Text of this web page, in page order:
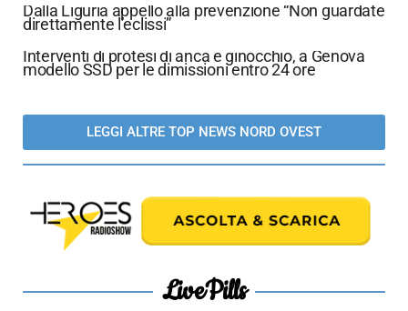
Dalla Liguria appello alla prevenzione “Non guardate
direttamente l’eclissi”
Interventi di protesi di anca e ginocchio, a Genova
modello SSD per le dimissioni entro 24 ore
LEGGI ALTRE TOP NEWS NORD OVEST
LivePills